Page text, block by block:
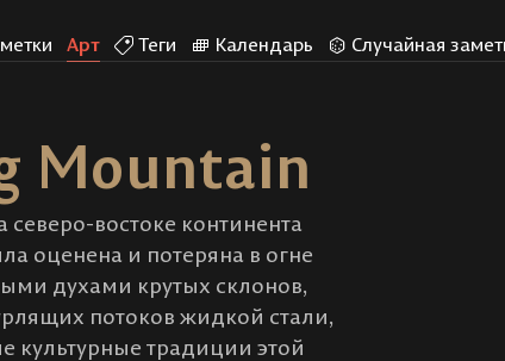
Арт Теги Календарь Случайная
Mountain
востоке континента
оценена и потеряна в огне
духами крутых склонов,
потоков жидкой стали,
традиции этой